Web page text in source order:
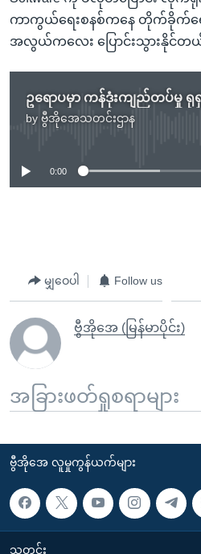
ကာကွယ်ရေးစနစ်ကနေ တိုက်ခိုက်ရ
အလွယ်ကလေး ပြောင်းသွားနိုင်တ
by ဗွီအိုအေသတင်းဌာန
No media source
0:00
မျှဝေပါ Follow us
ဗွီအိုအေ (မြန်မာပိုင်း)
အခြားဖတ်ရှုစရာများ
ဗွီအိုအေ လူမှုကွန်ယက်များ
သတင်း